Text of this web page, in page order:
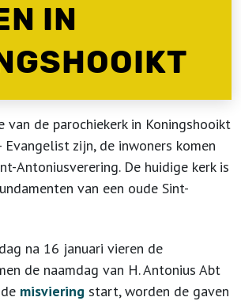
IN
van de parochiekerk in Koningshooikt
Evangelist zijn, de inwoners komen
Antoniusverering. De huidige kerk is
van een oude Sint-
na 16 januari vieren de
de naamdag van H. Antonius Abt
misviering start, worden de gaven